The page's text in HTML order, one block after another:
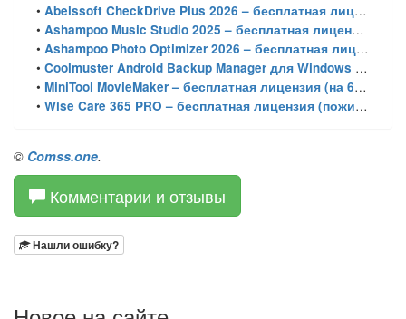
• Abelssoft CheckDrive Plus 2026 – бесплатная лицензия (пожизненная)
• Ashampoo Music Studio 2025 – бесплатная лицензия (пожизненная)
• Ashampoo Photo Optimizer 2026 – бесплатная лицензия (пожизненная)
• Coolmuster Android Backup Manager для Windows – бесплатная лицензия на 1 год
• MiniTool MovieMaker – бесплатная лицензия (на 6 месяцев)
• Wise Care 365 PRO – бесплатная лицензия (пожизненная)
© Comss.one.
Комментарии и отзывы
Нашли ошибку?